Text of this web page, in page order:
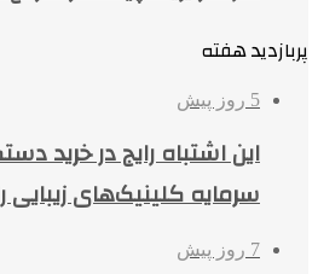
پربازدید هفته
5 روز پیش
این اشتباه رایج در خرید
سرمایه کلینیک‌های زیبایی
7 روز پیش